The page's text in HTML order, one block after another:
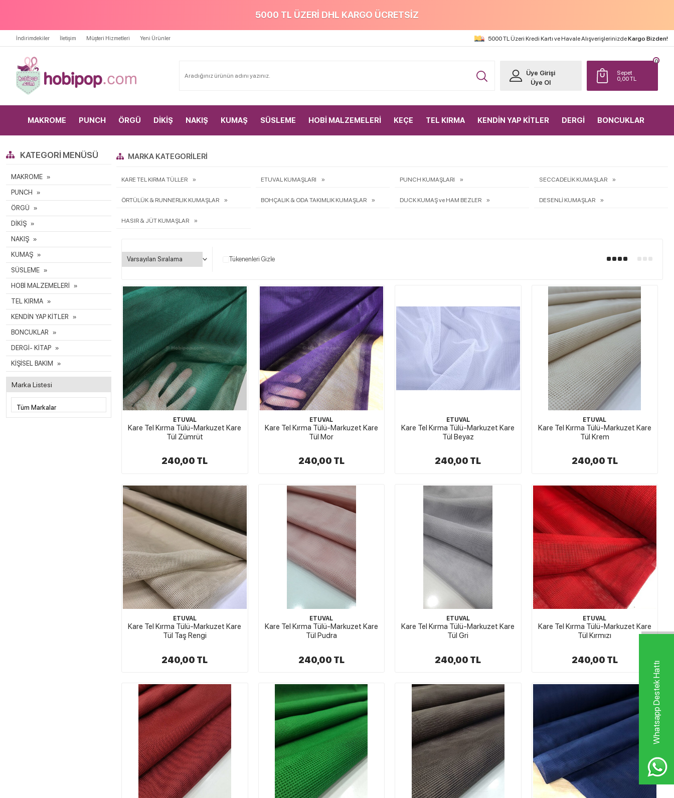
Whatsapp Destek Hattı
5000 TL ÜZERİ DHL KARGO ÜCRETSİZ
İndirimdekiler İletişim Müşteri Hizmetleri Yeni Ürünler 5000 TL Üzeri Kredi Kartı ve Havale AlışverişlerinizdeKargo Bizden!
Sepet
0,00TL
0
Üye Girişi
Üye Ol
MAKROME PUNCH ÖRGÜ DİKİŞ NAKIŞ KUMAŞ SÜSLEME HOBİ MALZEMELERİ KEÇE TEL KIRMA KENDİN YAP KİTLER DERGİ BONCUKLAR
KATEGORI MENÜSÜ
MAKROME
PUNCH
ÖRGÜ
DİKİŞ
NAKIŞ
KUMAŞ
SÜSLEME
HOBİ MALZEMELERİ
TEL KIRMA
KENDİN YAP KİTLER
BONCUKLAR
DERGİ- KİTAP
KİŞİSEL BAKIM
Marka Listesi
MARKA KATEGORILERI
KARE TEL KIRMA TÜLLER ETUVAL KUMAŞLARI PUNCH KUMAŞLARI SECCADELİK KUMAŞLAR
ÖRTÜLÜK & RUNNERLIK KUMAŞLAR BOHÇALIK & ODA TAKIMLIK KUMAŞLAR DUCK KUMAŞ ve HAM BEZLER DESENLİ KUMAŞLAR
HASIR & JÜT KUMAŞLAR
Tükenenleri Gizle
ETUVAL
Kare Tel Kırma Tülü-Markuzet Kare
Tül Zümrüt
240,00 TL
ETUVAL
Kare Tel Kırma Tülü-Markuzet Kare
Tül Mor
240,00 TL
ETUVAL
Kare Tel Kırma Tülü-Markuzet Kare
Tül Beyaz
240,00 TL
ETUVAL
Kare Tel Kırma Tülü-Markuzet Kare
Tül Krem
240,00 TL
ETUVAL
Kare Tel Kırma Tülü-Markuzet Kare
Tül Taş Rengi
240,00 TL
ETUVAL
Kare Tel Kırma Tülü-Markuzet Kare
Tül Pudra
240,00 TL
ETUVAL
Kare Tel Kırma Tülü-Markuzet Kare
Tül Gri
240,00 TL
ETUVAL
Kare Tel Kırma Tülü-Markuzet Kare
Tül Kırmızı
240,00 TL